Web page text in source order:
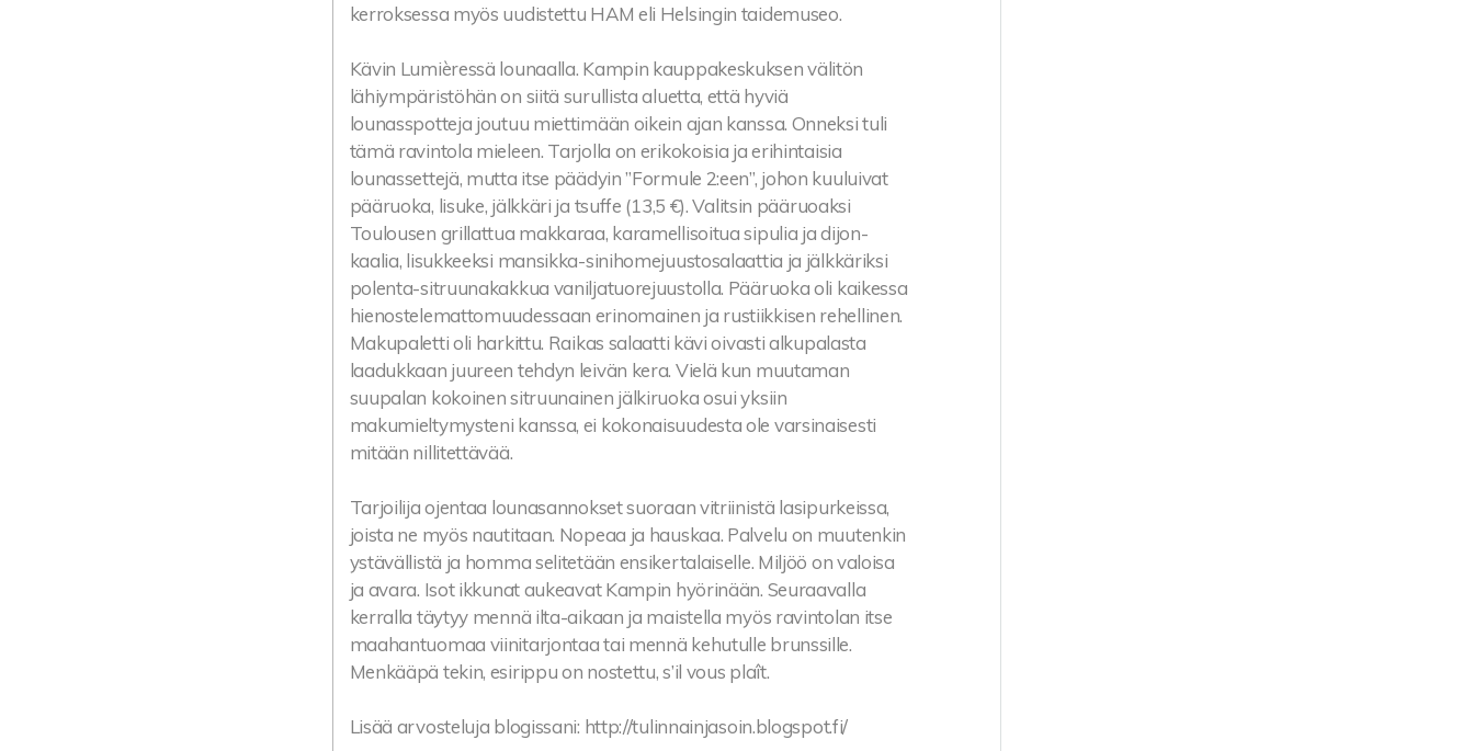
kerroksessa myös uudistettu HAM eli Helsingin taidemuseo.
Kävin Lumièressä lounaalla. Kampin kauppakeskuksen välitön
lähiympäristöhän on siitä surullista aluetta, että hyviä
lounasspotteja joutuu miettimään oikein ajan kanssa. Onneksi tuli
tämä ravintola mieleen. Tarjolla on erikokoisia ja erihintaisia
lounassettejä, mutta itse päädyin ”Formule 2:een”, johon kuuluivat
pääruoka, lisuke, jälkkäri ja tsuffe (13,5 €). Valitsin pääruoaksi
Toulousen grillattua makkaraa, karamellisoitua sipulia ja dijon-
kaalia, lisukkeeksi mansikka-sinihomejuustosalaattia ja jälkkäriksi
polenta-sitruunakakkua vaniljatuorejuustolla. Pääruoka oli kaikessa
hienostelemattomuudessaan erinomainen ja rustiikkisen rehellinen.
Makupaletti oli harkittu. Raikas salaatti kävi oivasti alkupalasta
laadukkaan juureen tehdyn leivän kera. Vielä kun muutaman
suupalan kokoinen sitruunainen jälkiruoka osui yksiin
makumieltymysteni kanssa, ei kokonaisuudesta ole varsinaisesti
mitään nillitettävää.
Tarjoilija ojentaa lounasannokset suoraan vitriinistä lasipurkeissa,
joista ne myös nautitaan. Nopeaa ja hauskaa. Palvelu on muutenkin
ystävällistä ja homma selitetään ensikertalaiselle. Miljöö on valoisa
ja avara. Isot ikkunat aukeavat Kampin hyörinään. Seuraavalla
kerralla täytyy mennä ilta-aikaan ja maistella myös ravintolan itse
maahantuomaa viinitarjontaa tai mennä kehutulle brunssille.
Menkääpä tekin, esirippu on nostettu, s’il vous plaît.
Lisää arvosteluja blogissani: http://tulinnainjasoin.blogspot.fi/